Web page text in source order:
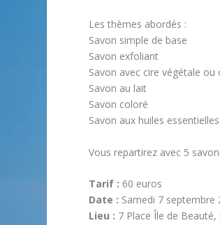
Les thèmes abordés :
Savon simple de base
Savon exfoliant
Savon avec cire végétale ou
Savon au lait
Savon coloré
Savon aux huiles essentielles
Vous repartirez avec 5
Tarif : 60 euros
Date : Samedi 7 septembre
Lieu : 7 Place Île de